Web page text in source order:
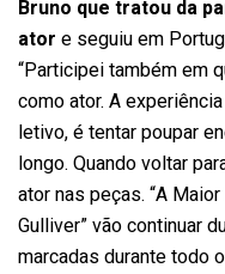
Bruno que tratou da
ator e seguiu em
“Participei também em
como ator. A
letivo, é tentar poupar
longo. Quando voltar
ator nas peças. “A
Gulliver” vão continuar
marcadas durante todo